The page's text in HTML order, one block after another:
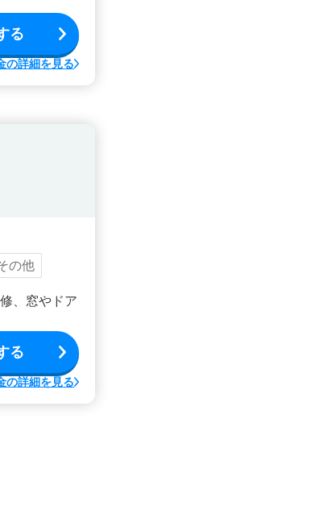
る
の詳細を見る
の他
、窓やドア
る
の詳細を見る